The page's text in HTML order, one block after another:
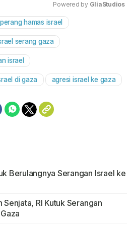
Powered by GliaStudios
perang hamas israel
serang gaza
israel
di gaza agresi israel ke gaza
Berulangnya Serangan Israel ke
RI Kutuk Serangan